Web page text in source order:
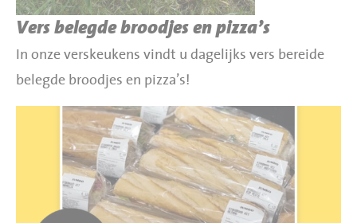
Vers belegde broodjes en pizza’s
In onze verskeukens vindt u dagelijks vers bereide
belegde broodjes en pizza’s!